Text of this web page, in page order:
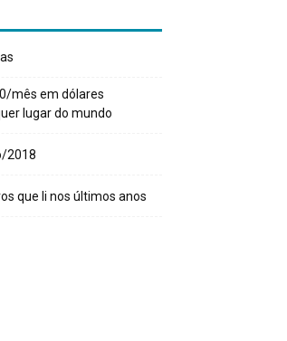
mês em dólares
lugar do mundo
2018
que li nos últimos anos